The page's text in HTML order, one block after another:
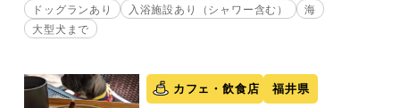
ドッグランあり 入浴施設あり（シャワー含む）
海
大型犬まで
カフェ・飲食店 福井県